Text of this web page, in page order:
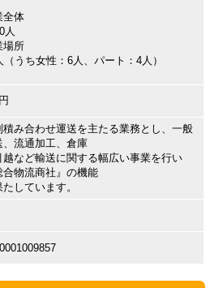
全体
人
場所
（うち女性：6人、パート：4人）
積み合わせ運送を主たる業務とし、一般
、流通加工、倉庫
越など輸送に関する幅広い事業を行い
合物流商社』の機能
たしています。